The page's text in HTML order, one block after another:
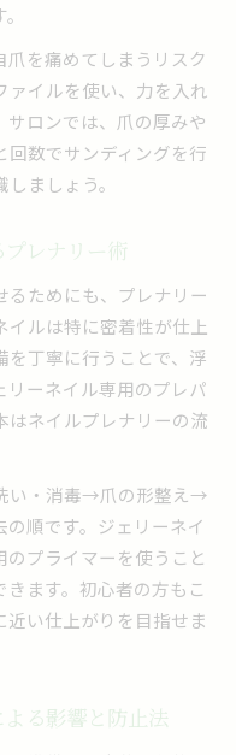
を痛めてしまうリスク
ァイルを使い、力を入れ
ロンでは、爪の厚みや
数でサンディングを行
ましょう。
レナリー術
るためにも、プレナリー
ルは特に密着性が仕上
丁寧に行うことで、浮
リーネイル専用のプレパ
はネイルプレナリーの流
い・消毒→爪の形整え→
順です。ジェリーネイ
プライマーを使うこと
ます。初心者の方もこ
い仕上がりを目指せま
る影響と防止法